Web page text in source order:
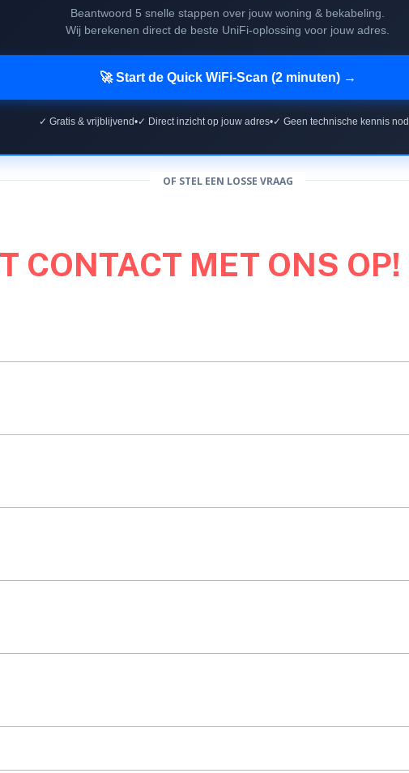
Beantwoord 5 snelle stappen over jouw woning & bekabeling.
Wij berekenen direct de beste UniFi-oplossing voor jouw adres.
🚀 Start de Quick WiFi-Scan (2 minuten) →
✓ Gratis & vrijblijvend•✓ Direct inzicht op jouw adres•✓ Geen technische kennis
OF STEL EEN LOSSE VRAAG
CONTACT MET ONS OP!